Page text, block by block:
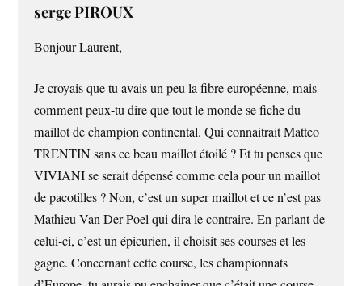
serge PIROUX
Bonjour Laurent,
Je croyais que tu avais un peu la fibre européenne, mais
comment peux-tu dire que tout le monde se fiche du
maillot de champion continental. Qui connaitrait Matteo
TRENTIN sans ce beau maillot étoilé ? Et tu penses que
VIVIANI se serait dépensé comme cela pour un maillot
de pacotilles ? Non, c’est un super maillot et ce n’est pas
Mathieu Van Der Poel qui dira le contraire. En parlant de
celui-ci, c’est un épicurien, il choisit ses courses et les
gagne. Concernant cette course, les championnats